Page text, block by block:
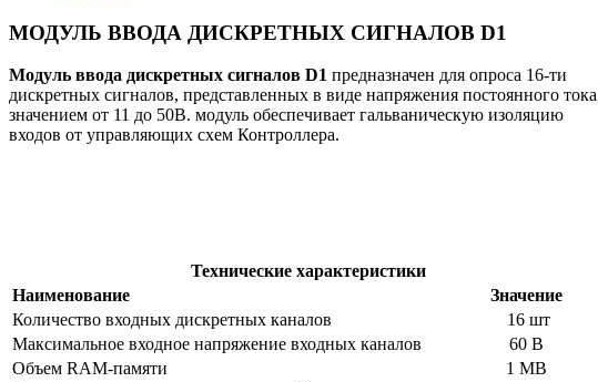
МОДУЛЬ ВВОДА ДИСКРЕТНЫХ СИГНАЛОВ D1
Модуль ввода дискретных сигналов D1 предназначен для опроса 16-ти
дискретных сигналов, представленных в виде напряжения постоянного тока
значением от 11 до 50В. модуль обеспечивает гальваническую изоляцию
входов от управляющих схем Контроллера.
Технические характеристики
Наименование
Значение
Количество входных дискретных каналов
16 шт
Максимальное входное напряжение входных каналов
60 В
Объем RAM-памяти
1 MB